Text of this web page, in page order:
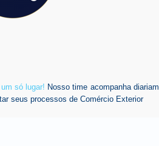
só lugar! Nosso time acompanha
seus processos de Comércio Exterior